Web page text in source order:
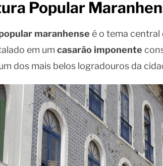
Popular
maranhense é o tema central
em um casarão imponente
dos mais belos logradouros da